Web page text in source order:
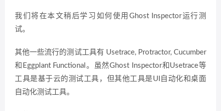
我们将在本文稍后学习如何使用Ghost Inspector运行测
试。
其他一些流行的测试工具有 Usetrace, Protractor, Cucumber
和Eggplant Functional。虽然Ghost Inspector和Usetrace等
工具是基于云的测试工具，但其他工具是UI自动化和桌面
自动化测试工具。